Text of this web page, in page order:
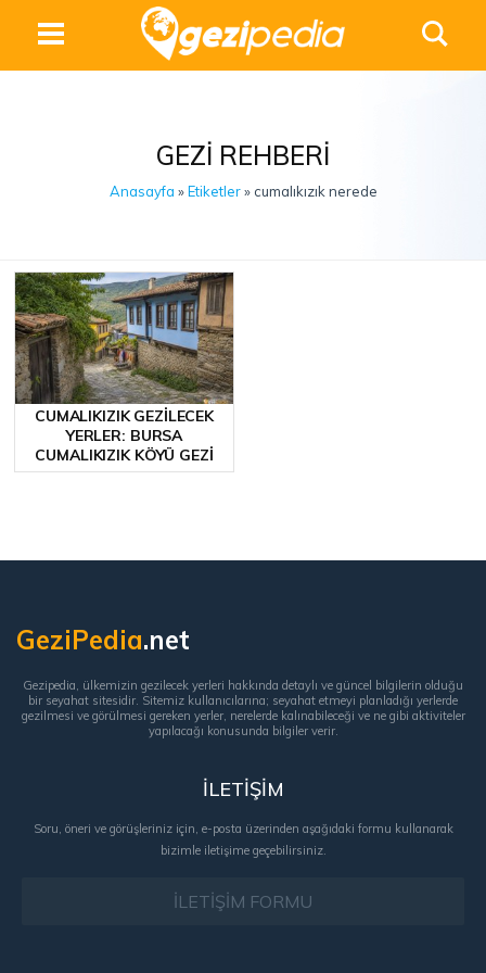
GEZI REHBERI
Anasayfa »Etiketler» cumalıkızık nerede
CUMALIKIZIK GEZILECEK
YERLER: BURSA
CUMALIKIZIK KÖYÜ GEZI
GeziPedia.net
Gezipedia, ülkemizin gezilecek yerleri hakkında detaylı ve güncel bilgilerin olduğu
bir seyahat sitesidir. Sitemiz kullanıcılarına; seyahat etmeyi planladığı yerlerde
gezilmesi ve görülmesi gereken yerler, nerelerde kalınabileceği ve ne gibi aktiviteler
yapılacağı konusunda bilgiler verir.
İLETİŞİM
Soru, öneri ve görüşleriniz için, e-posta üzerinden aşağıdaki formu kullanarak
bizimle iletişime geçebilirsiniz.
İLETİŞİM FORMU